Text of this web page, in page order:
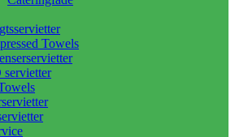
Towels
servietter